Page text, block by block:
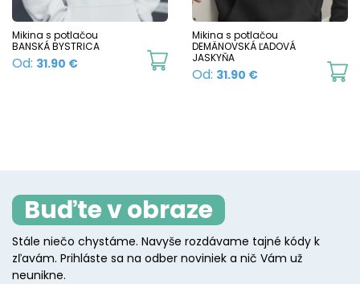
be
chosen
on
Mikina s potlačou
BANSKÁ BYSTRICA
Od: 31.90 €
This
product
options
may
be
chosen
Mikina s potlačou
DEMÄNOVSKÁ ĽADOVÁ
JASKYŇA
Od: 31.90 €
Buďte v obraze
Stále niečo chystáme. Navyše rozdávame tajné kódy k
zľavám. Prihláste sa na odber noviniek a nič Vám už
neunikne.